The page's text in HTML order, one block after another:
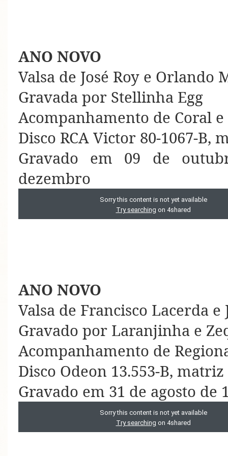
ANO NOVO
Valsa de José Roy e Orlando
Gravada por Stellinha Egg
Acompanhamento de Coral e
Disco RCA Victor 80-1067-B,
Gravado em 09 de
dezembro
ANO NOVO
Valsa de Francisco Lacerda e
Gravado por Laranjinha e
Acompanhamento de
Disco Odeon 13.553-B, matriz
Gravado em 31 de agosto de